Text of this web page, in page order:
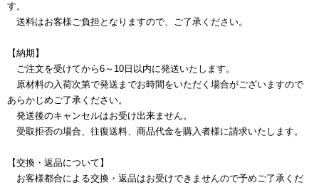
す。
送料はお客様ご負担となりますので、ご了承ください。
【納期】
ご注文を受けてから6～10日以内に発送いたします。
原材料の入荷次第で発送までお時間をいただく場合がございますので
あらかじめご了承ください。
発送後のキャンセルはお受け出来ません。
受取拒否の場合、往復送料、商品代金を購入者様に請求いたします。
【交換・返品について】
お客様都合による交換・返品はお受けできませんので予めご了承くだ